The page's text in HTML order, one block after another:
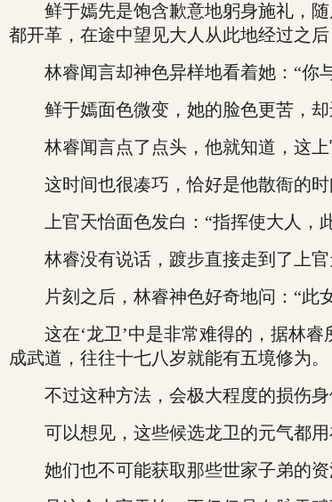
鲜于嫣先是饱含歉意地躬身施礼，随
都开革，在途中望见大人从此地经过之
林睿闻言却神色异样地看着她：“你
鲜于嫣面色微变，她的脸色更苦，却
林睿闻言点了点头，他就知道，这上
这时间也很凑巧，恰好是他散衙的时
上官天怡面色发白：“指挥使大人，此
林睿没有说话，踱步直接走到了上官
片刻之后，林睿神色好奇地问：“此
这在‘龙卫’中是非常难得的，据林睿
成武道，往往十七八岁就能有五境修为。
不过这种方法，会极大程度的损伤身
可以想见，这些候选龙卫的元气都用
她们也不可能获取那些世家子弟的资